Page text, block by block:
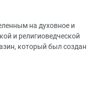
на духовное и
и религиоведческой
который был создан